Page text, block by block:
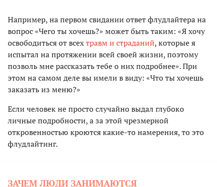
Например, на первом свидании ответ флудлайтера на
вопрос «Чего ты хочешь?» может быть таким: «Я хочу
освободиться от всехтравм и страданий, которые я
испытал на протяжении всей своей жизни, поэтому
позволь мне рассказать тебе о них подробнее». При
этом на самом деле вы имели в виду: «Что ты хочешь
заказать из меню?»
Если человек не просто случайно выдал глубоко
личные подробности, а за этой чрезмерной
откровенностью кроются какие-то намерения, то это
флудлайтинг.
ЗАЧЕМ ЛЮДИ ЗАНИМАЮТСЯ